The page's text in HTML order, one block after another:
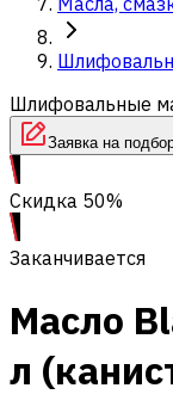
Шлифовальные
Заявка на
Скидка 50%
Заканчивается
Масло
л